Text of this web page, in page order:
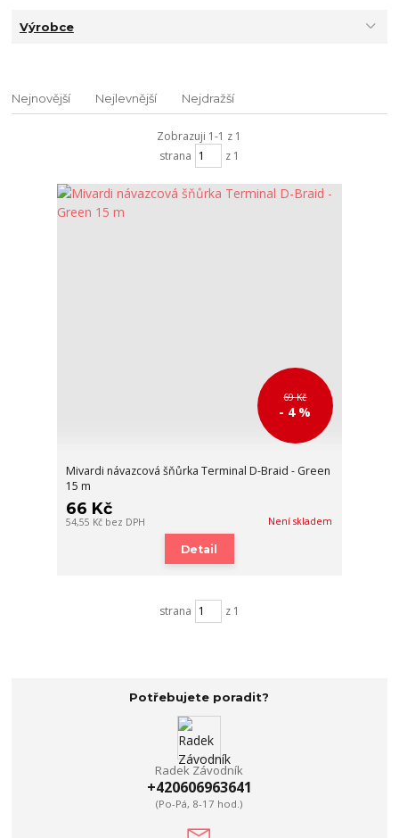
Výrobce
Nejnovější Nejlevnější Nejdražší
Zobrazuji 1-1 z 1
strana
z 1
69 Kč
- 4 %
Mivardi návazcová šňůrka Terminal D-Braid - Green
15 m
66 Kč
54,55 Kč bez DPH Není skladem
Detail
strana z 1
Potřebujete poradit?
Radek Závodník
+420606963641
(Po-Pá, 8-17 hod.)